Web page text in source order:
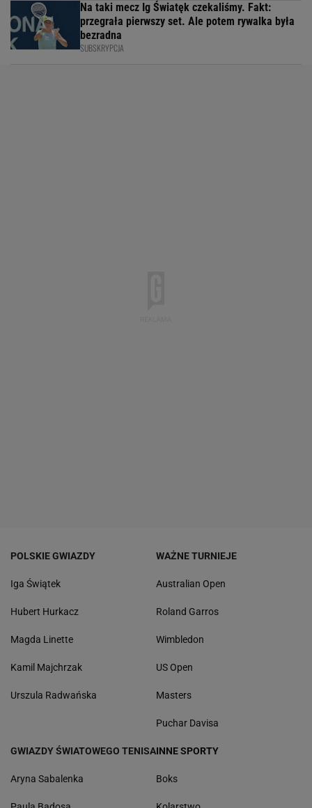
Na taki mecz Ig Światęk czekaliśmy. Fakt:
przegrała pierwszy set. Ale potem rywalka była
bezradna
SUBSKRYPCJA
POLSKIE GWIAZDY
Iga Świątek
Hubert Hurkacz
Magda Linette
Kamil Majchrzak
Urszula Radwańska
WAŻNE TURNIEJE
Australian Open
Roland Garros
Wimbledon
US Open
Masters
Puchar Davisa
GWIAZDY ŚWIATOWEGO TENISA
Aryna Sabalenka
INNE SPORTY
Boks